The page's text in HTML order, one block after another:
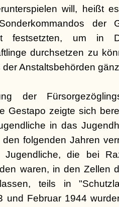
will, heißt
der
festsetzten, um in
durchsetzen zu
Anstaltsbehörden
der
Gestapo zeigte sich
in das
folgenden Jahren
Jugendliche, die bei
waren, in den Zellen
teils in
und Februar 1944